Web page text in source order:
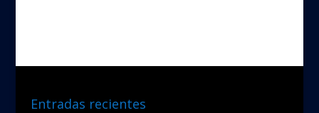
Entradas recientes